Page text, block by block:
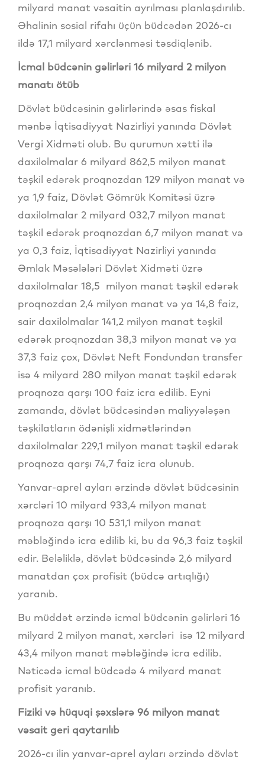
milyard manat vəsaitin ayrılması planlaşdırılıb.
Əhalinin sosial rifahı üçün büdcədən 2026-cı
ildə 17,1 milyard xərclənməsi təsdiqlənib.
İcmal büdcənin gəlirləri 16 milyard 2 milyon
manatı ötüb
Dövlət büdcəsinin gəlirlərində əsas fiskal
mənbə İqtisadiyyat Nazirliyi yanında Dövlət
Vergi Xidməti olub. Bu qurumun xətti ilə
daxilolmalar 6 milyard 862,5 milyon manat
təşkil edərək proqnozdan 129 milyon manat və
ya 1,9 faiz, Dövlət Gömrük Komitəsi üzrə
daxilolmalar 2 milyard 032,7 milyon manat
təşkil edərək proqnozdan 6,7 milyon manat və
ya 0,3 faiz, İqtisadiyyat Nazirliyi yanında
Əmlak Məsələləri Dövlət Xidməti üzrə
daxilolmalar 18,5 milyon manat təşkil edərək
proqnozdan 2,4 milyon manat və ya 14,8 faiz,
sair daxilolmalar 141,2 milyon manat təşkil
edərək proqnozdan 38,3 milyon manat və ya
37,3 faiz çox, Dövlət Neft Fondundan transfer
isə 4 milyard 280 milyon manat təşkil edərək
proqnoza qarşı 100 faiz icra edilib. Eyni
zamanda, dövlət büdcəsindən maliyyələşən
təşkilatların ödənişli xidmətlərindən
daxilolmalar 229,1 milyon manat təşkil edərək
proqnoza qarşı 74,7 faiz icra olunub.
Yanvar-aprel ayları ərzində dövlət büdcəsinin
xərcləri 10 milyard 933,4 milyon manat
proqnoza qarşı 10 531,1 milyon manat
məbləğində icra edilib ki, bu da 96,3 faiz təşkil
edir. Beləliklə, dövlət büdcəsində 2,6 milyard
manatdan çox profisit (büdcə artıqlığı)
yaranıb.
Bu müddət ərzində icmal büdcənin gəlirləri 16
milyard 2 milyon manat, xərcləri isə 12 milyard
43,4 milyon manat məbləğində icra edilib.
Nəticədə icmal büdcədə 4 milyard manat
profisit yaranıb.
Fiziki və hüquqi şəxslərə 96 milyon manat
vəsait geri qaytarılıb
2026-cı ilin yanvar-aprel ayları ərzində dövlət